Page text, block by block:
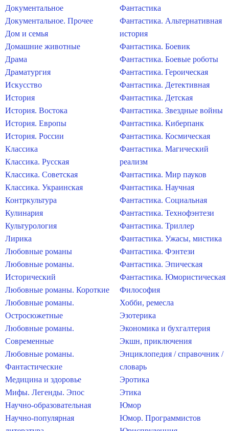
Документальное
Документальное. Прочее
Дом и семья
Домашние животные
Драма
Драматургия
Искусство
История
История. Востока
История. Европы
История. России
Классика
Классика. Русская
Классика. Советская
Классика. Украинская
Контркультура
Кулинария
Культурология
Лирика
Любовные романы
Любовные романы.
Исторический
Любовные романы. Короткие
Любовные романы.
Остросюжетные
Любовные романы.
Современные
Любовные романы.
Фантастические
Медицина и здоровье
Мифы. Легенды. Эпос
Научно-образовательная
Научно-популярная
Фантастика
Фантастика. Альтернативная
история
Фантастика. Боевик
Фантастика. Боевые роботы
Фантастика. Героическая
Фантастика. Детективная
Фантастика. Детская
Фантастика. Звездные войны
Фантастика. Киберпанк
Фантастика. Космическая
Фантастика. Магический
реализм
Фантастика. Мир пауков
Фантастика. Научная
Фантастика. Социальная
Фантастика. Технофэнтези
Фантастика. Триллер
Фантастика. Ужасы, мистика
Фантастика. Фэнтези
Фантастика. Эпическая
Фантастика. Юмористическая
Философия
Хобби, ремесла
Эзотерика
Экономика и бухгалтерия
Экшн, приключения
Энциклопедия / справочник /
словарь
Эротика
Этика
Юмор
Юмор. Программистов